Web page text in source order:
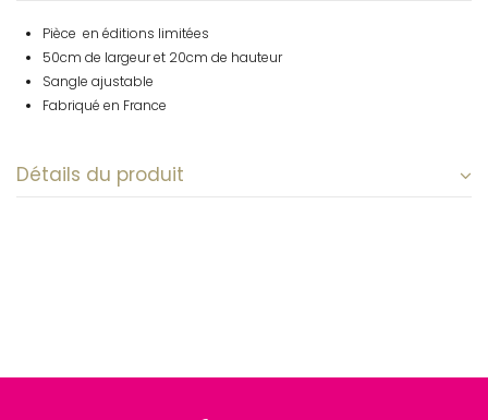
Pièce en éditions limitées
50cm de largeur et 20cm de hauteur
Sangle ajustable
Fabriqué en France
Détails du produit